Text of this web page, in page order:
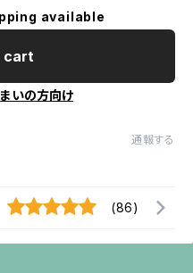
available
cart
いの方向け
通報する
(86)